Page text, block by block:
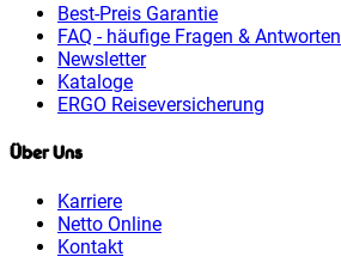
Best-Preis Garantie
FAQ - häufige Fragen & Antworten
Newsletter
Kataloge
ERGO Reiseversicherung
Über Uns
Karriere
Netto Online
Kontakt